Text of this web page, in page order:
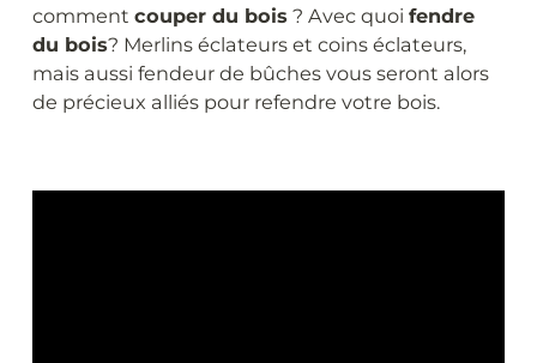
comment couper du bois? Avec quoi fendre
du bois? Merlins éclateurs et coins éclateurs,
mais aussi fendeur de bûches vous seront alors
de précieux alliés pour refendre votre bois.